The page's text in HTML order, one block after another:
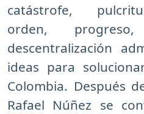
catástrofe,
orden,
descentralización
ideas para
Colombia. Después
Rafael Núñez se